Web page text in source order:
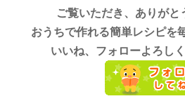
ご覧いただき、ありがと
おうちで作れる簡単レシピを
いいね、フォローよろし